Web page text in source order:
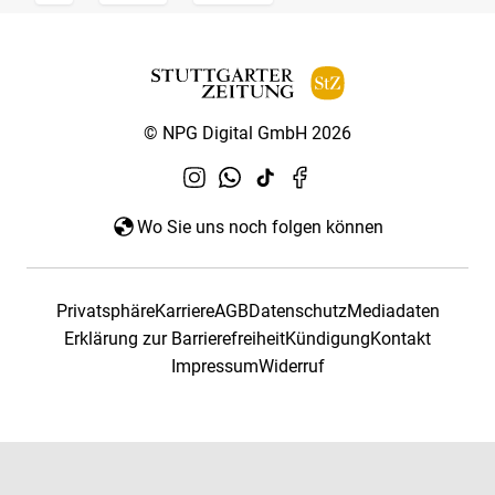
© NPG Digital GmbH 2026
Wo Sie uns noch folgen können
PrivatsphäreKarriereAGBDatenschutzMediadaten
Erklärung zur BarrierefreiheitKündigungKontakt
ImpressumWiderruf